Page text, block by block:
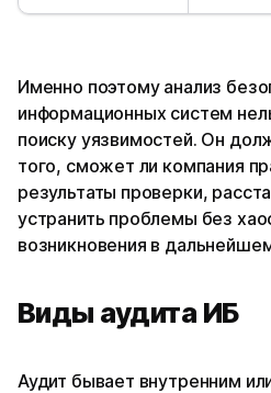
Именно поэтому анализ
информационных систем
поиску уязвимостей. Он
того, сможет ли компания
результаты проверки,
устранить проблемы без
возникновения в
Виды аудита ИБ
Аудит бывает внутренним